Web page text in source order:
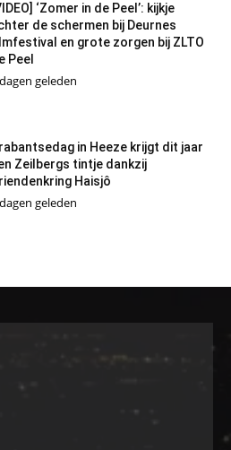
‘Zomer in de Peel’: kijkje
de schermen bij Deurnes
en grote zorgen bij ZLTO
Peel
geleden
in Heeze krijgt dit jaar
Zeilbergs tintje dankzij
Haisjô
geleden